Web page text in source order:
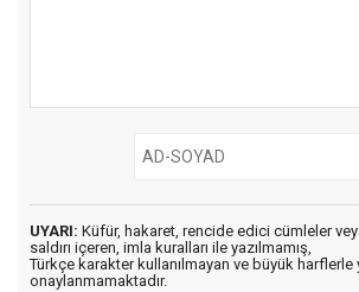
UYARI: Küfür, hakaret, rencide edici cümleler
saldırı içeren, imla kuralları ile yazılmamış,
Türkçe karakter kullanılmayan ve büyük harflerle
onaylanmamaktadır.